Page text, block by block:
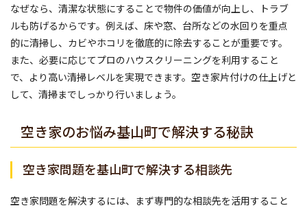
なぜなら、清潔な状態にすることで物件の価値が向上し、トラブ
ルも防げるからです。例えば、床や窓、台所などの水回りを重点
的に清掃し、カビやホコリを徹底的に除去することが重要です。
また、必要に応じてプロのハウスクリーニングを利用すること
で、より高い清掃レベルを実現できます。空き家片付けの仕上げと
して、清掃までしっかり行いましょう。
空き家のお悩み基山町で解決する秘訣
空き家問題を基山町で解決する相談先
空き家問題を解決するには、まず専門的な相談先を活用すること